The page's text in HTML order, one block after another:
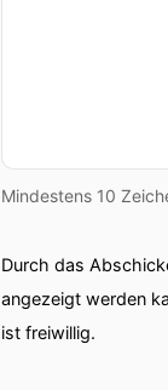
Mindestens 10
Durch das
angezeigt werden
ist freiwillig.